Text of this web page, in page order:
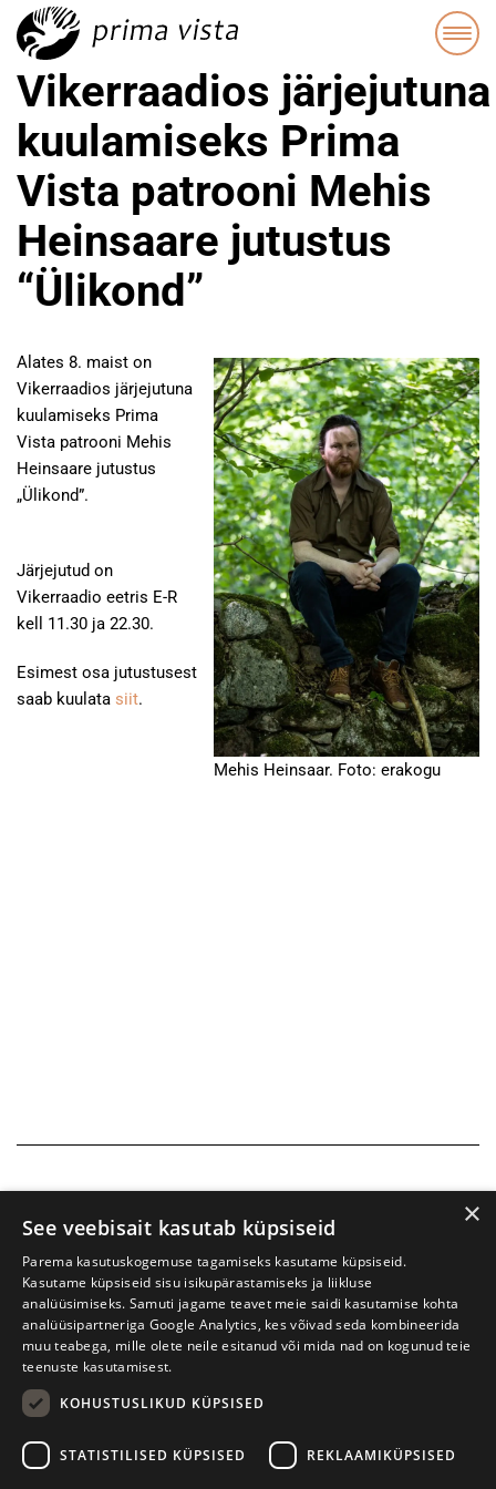
Vikerraadios järjejutuna
kuulamiseks Prima
Vista patrooni Mehis
Heinsaare jutustus
“Ülikond”
Mehis Heinsaar. Foto: erakogu
Alates 8. maist on
Vikerraadios järjejutuna
kuulamiseks Prima
Vista patrooni Mehis
Heinsaare jutustus
„Ülikond”.
Järjejutud on
Vikerraadio eetris E-R
kell 11.30 ja 22.30.
Esimest osa jutustusest
saab kuulata siit.
Prima Vista kirjandusfestival
+372 56906836
×
See veebisait kasutab küpsiseid
Parema kasutuskogemuse tagamiseks kasutame küpsiseid.
Kasutame küpsiseid sisu isikupärastamiseks ja liikluse
analüüsimiseks. Samuti jagame teavet meie saidi kasutamise kohta
analüüsipartneriga Google Analytics, kes võivad seda kombineerida
muu teabega, mille olete neile esitanud või mida nad on kogunud teie
teenuste kasutamisest.
KOHUSTUSLIKUD KÜPSISED
STATISTILISED KÜPSISED REKLAAMIKÜPSISED